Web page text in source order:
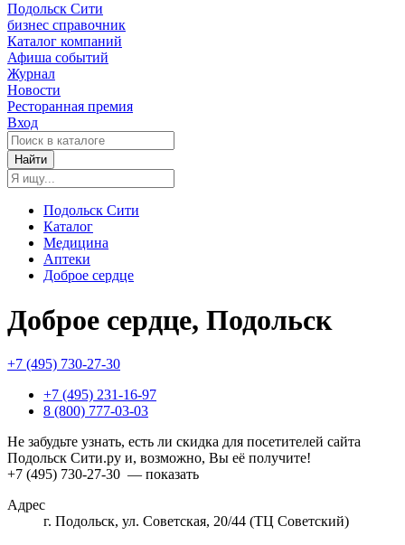
Подольск Сити
бизнес справочник
Каталог компаний
Афиша событий
Журнал
Новости
Ресторанная премия
Вход
Найти
Подольск Сити
Каталог
Медицина
Аптеки
Доброе сердце
Доброе сердце, Подольск
+7 (495) 730-27-30
+7 (495) 231-16-97
8 (800) 777-03-03
Не забудьте узнать, есть ли скидка для посетителей сайта
Подольск Сити.ру и, возможно, Вы её получите!
+7 (495) 730-27-30 — показать
Адрес
г. Подольск, ул. Советская, 20/44 (ТЦ Советский)